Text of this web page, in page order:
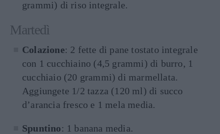
grammi) di riso integrale.
Martedì
Colazione: 2 fette di pane tostato integrale
con 1 cucchiaino (4,5 grammi) di burro, 1
cucchiaio (20 grammi) di marmellata.
Aggiungete 1/2 tazza (120 ml) di succo
d’arancia fresco e 1 mela media.
Spuntino: 1 banana media.